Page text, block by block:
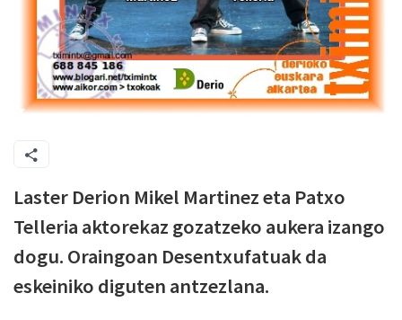
Laster Derion Mikel Martinez eta Patxo
Telleria aktorekaz gozatzeko aukera izango
dogu. Oraingoan Desentxufatuak da
eskeiniko diguten antzezlana.